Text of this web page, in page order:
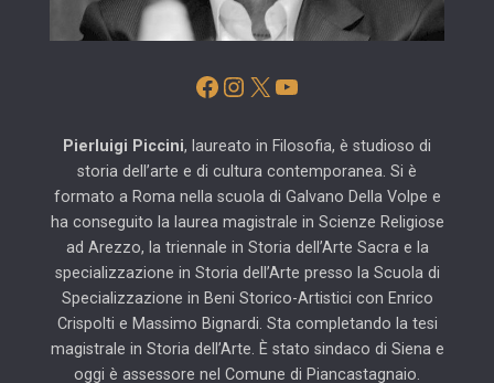
Facebook
Instagram
X YouTube
Pierluigi Piccini, laureato in Filosofia, è studioso di
storia dell’arte e di cultura contemporanea. Si è
formato a Roma nella scuola di Galvano Della Volpe e
ha conseguito la laurea magistrale in Scienze Religiose
ad Arezzo, la triennale in Storia dell’Arte Sacra e la
specializzazione in Storia dell’Arte presso la Scuola di
Specializzazione in Beni Storico-Artistici con Enrico
Crispolti e Massimo Bignardi. Sta completando la tesi
magistrale in Storia dell’Arte. È stato sindaco di Siena e
oggi è assessore nel Comune di Piancastagnaio.